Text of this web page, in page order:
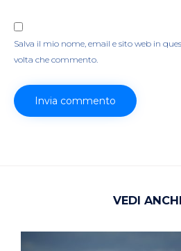
Salva il mio nome, email e sito web in
volta che commento.
VEDI